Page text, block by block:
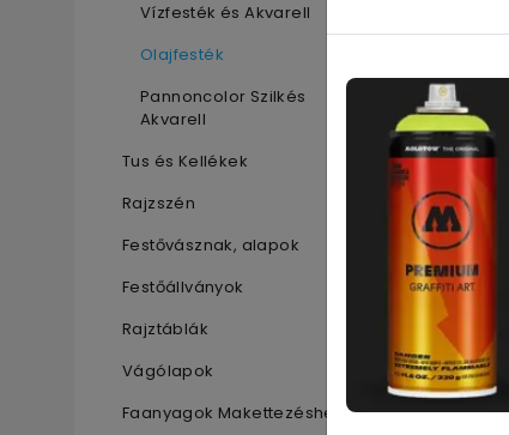
Vízfesték és Akvarell
Olajfesték
Pannoncolor Szilkés
Akvarell
Tus és Kellékek
Rajzszén
Festővásznak, alapok
Festőállványok
Rajztáblák
Vágólapok
Faanyagok Makettezéshez